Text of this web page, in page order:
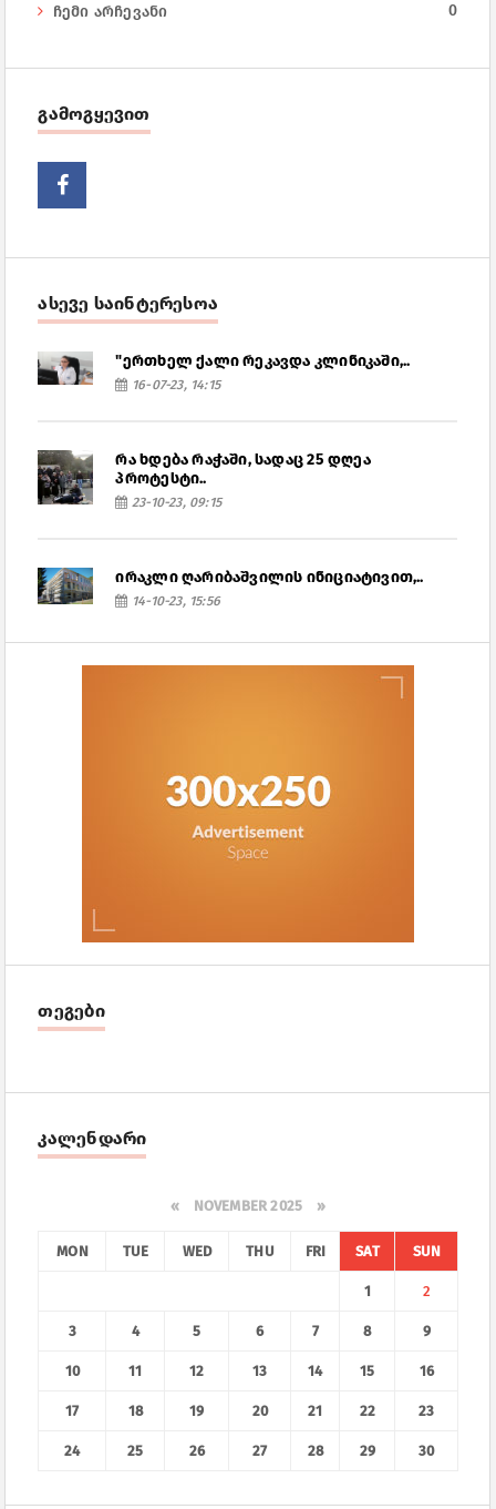
ჩემი არჩევანი 0
გამოგყევით
ასევე საინტერესოა
"ერთხელ ქალი რეკავდა კლინიკაში,..
16-07-23, 14:15
რა ხდება რაჭაში, სადაც 25 დღეა
პროტესტი..
23-10-23, 09:15
ირაკლი ღარიბაშვილის ინიციატივით,..
14-10-23, 15:56
თეგები
კალენდარი
«NOVEMBER 2025 »
MON TUE WED THU FRI SAT SUN
1 2
3 4 5 6 7 8 9
10 11 12 13 14 15 16
17 18 19 20 21 22 23
24 25 26 27 28 29 30